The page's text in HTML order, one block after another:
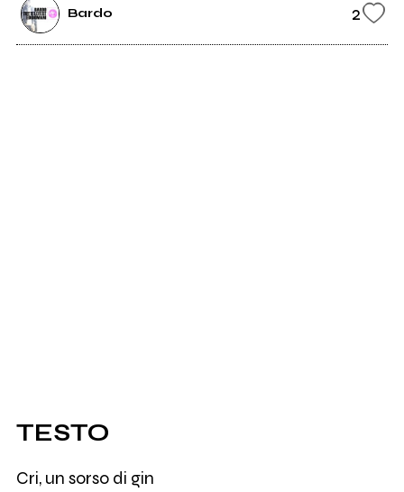
Bardo 2
TESTO
Cri, un sorso di gin